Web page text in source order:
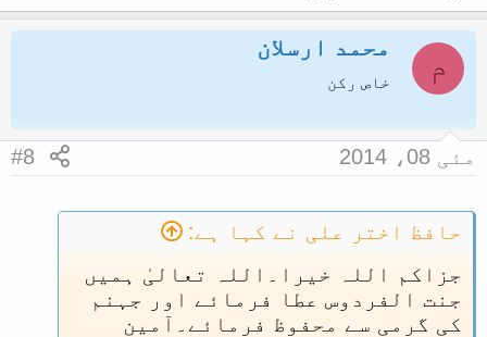
م
محمد ارسلان
خاص رکن
مئی 08، 2014 #8
حافظ اختر علی نے کہا ہے:
جزاکم اللہ خیرا۔اللہ تعالیٰ ہمیں
جنت الفردوس عطا فرمائے اور جہنم
کی گرمی سے محفوظ فرمائے۔آمین